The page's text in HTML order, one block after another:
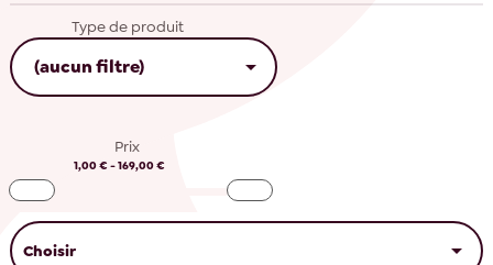
Type de produit
(aucun filtre) 
Prix
1,00 € - 169,00 €
Choisir 